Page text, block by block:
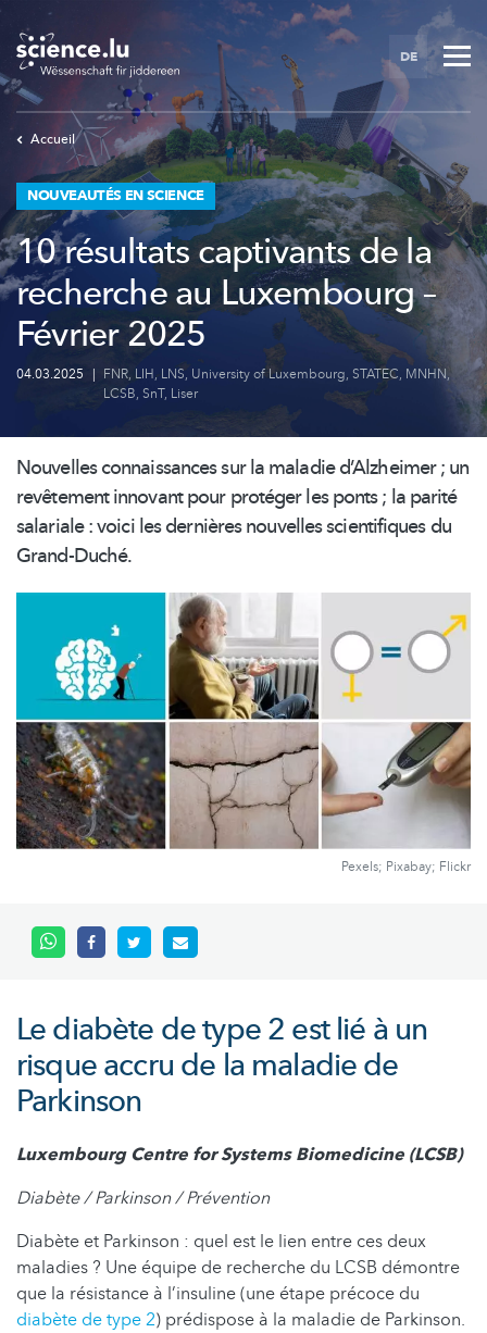
Skip
main
content
DE
Accueil
NOUVEAUTÉS EN SCIENCE
10 résultats captivants de la
recherche au Luxembourg –
Février 2025
04.03.2025 | FNR, LIH, LNS, University of Luxembourg, STATEC, MNHN,
LCSB, SnT, Liser
Nouvelles connaissances sur la maladie d’Alzheimer ; un
revêtement innovant pour protéger les ponts ; la parité
salariale : voici les dernières nouvelles scientifiques du
Grand-Duché.
Pexels; Pixabay; Flickr
Le diabète de type 2 est lié à un
risque accru de la maladie de
Parkinson
Luxembourg Centre for Systems Biomedicine (LCSB)
Diabète / Parkinson / Prévention
Diabète et Parkinson : quel est le lien entre ces deux
maladies ? Une équipe de recherche du LCSB démontre
que la résistance à l’insuline (une étape précoce du
diabète de type 2) prédispose à la maladie de Parkinson.